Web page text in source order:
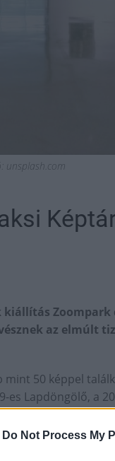
Do Not Process My
unsplash.com
Zoompark
az elmúlt
50 képpel
Lapdöngölő, a
2017-ből a
grafikai gyökerű
a kiállítás